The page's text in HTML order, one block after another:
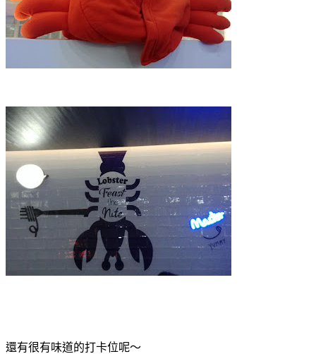
還有很有味道的打卡位呢～